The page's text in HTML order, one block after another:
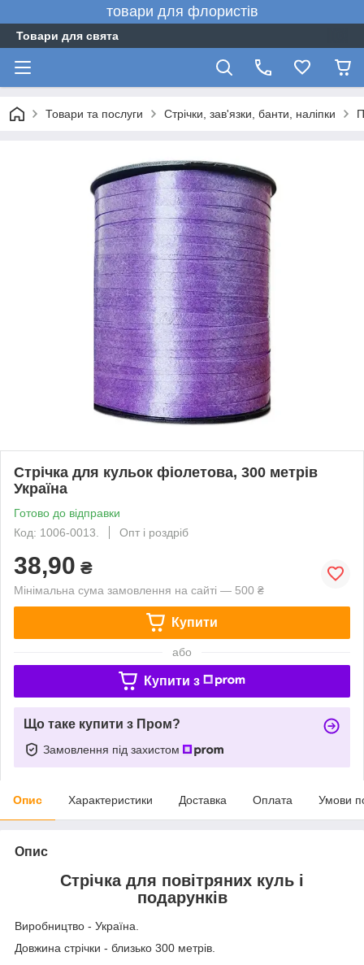
товари для флористів
Товари для свята
Товари та послуги Стрічки, зав'язки, банти, наліпки
Стрічка для кульок фіолетова, 300 метрів
Україна
Готово до відправки
Код: 1006-0013.
Опт і роздріб
38,90 ₴
Мінімальна сума замовлення на сайті — 500 ₴
Купити
або
Купити з
Що таке купити з Пром?
Замовлення під захистом
Опис Характеристики Доставка Оплата Умови
Опис
Стрічка для повітряних куль і
подарунків
Виробництво - Україна.
Довжина стрічки - близько 300 метрів.